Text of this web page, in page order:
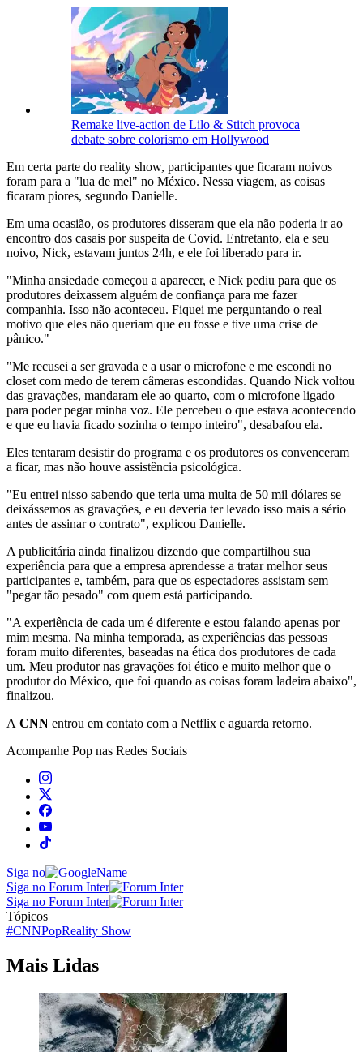
Remake live-action de Lilo & Stitch provoca
debate sobre colorismo em Hollywood
Em certa parte do reality show, participantes que ficaram noivos
foram para a "lua de mel" no México. Nessa viagem, as coisas
ficaram piores, segundo Danielle.
Em uma ocasião, os produtores disseram que ela não poderia ir ao
encontro dos casais por suspeita de Covid. Entretanto, ela e seu
noivo, Nick, estavam juntos 24h, e ele foi liberado para ir.
"Minha ansiedade começou a aparecer, e Nick pediu para que os
produtores deixassem alguém de confiança para me fazer
companhia. Isso não aconteceu. Fiquei me perguntando o real
motivo que eles não queriam que eu fosse e tive uma crise de
pânico."
"Me recusei a ser gravada e a usar o microfone e me escondi no
closet com medo de terem câmeras escondidas. Quando Nick voltou
das gravações, mandaram ele ao quarto, com o microfone ligado
para poder pegar minha voz. Ele percebeu o que estava acontecendo
e que eu havia ficado sozinha o tempo inteiro", desabafou ela.
Eles tentaram desistir do programa e os produtores os convenceram
a ficar, mas não houve assistência psicológica.
"Eu entrei nisso sabendo que teria uma multa de 50 mil dólares se
deixássemos as gravações, e eu deveria ter levado isso mais a sério
antes de assinar o contrato", explicou Danielle.
A publicitária ainda finalizou dizendo que compartilhou sua
experiência para que a empresa aprendesse a tratar melhor seus
participantes e, também, para que os espectadores assistam sem
"pegar tão pesado" com quem está participando.
"A experiência de cada um é diferente e estou falando apenas por
mim mesma. Na minha temporada, as experiências das pessoas
foram muito diferentes, baseadas na ética dos produtores de cada
um. Meu produtor nas gravações foi ético e muito melhor que o
produtor do México, que foi quando as coisas foram ladeira abaixo",
finalizou.
A CNN entrou em contato com a Netflix e aguarda retorno.
Acompanhe Pop nas Redes Sociais
Siga no
Siga no Forum Inter
Siga no Forum Inter
Tópicos
#CNNPopReality Show
Mais Lidas